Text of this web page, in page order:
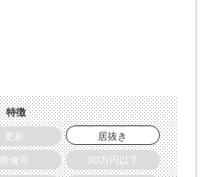
特徴
更新
居抜き
飲食可
30万円以下